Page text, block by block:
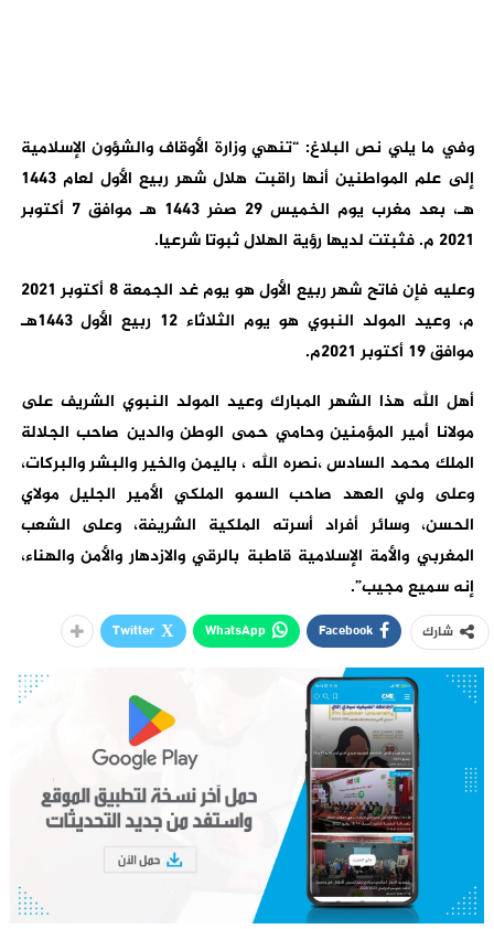
وفي ما يلي نص البلاغ: “تنهي وزارة الأوقاف والشؤون الإسلامية
إلى علم المواطنين أنها راقبت هلال شهر ربيع الأول لعام 1443
هـ، بعد مغرب يوم الخميس 29 صفر 1443 هـ موافق 7 أكتوبر
2021 م. فثبتت لديها رؤية الهلال ثبوتا شرعيا.
وعليه فإن فاتح شهر ربيع الأول هو يوم غد الجمعة 8 أكتوبر 2021
م، وعيد المولد النبوي هو يوم الثلاثاء 12 ربيع الأول 1443هـ
موافق 19 أكتوبر 2021م.
أهل الله هذا الشهر المبارك وعيد المولد النبوي الشريف على
مولانا أمير المؤمنين وحامي حمى الوطن والدين صاحب الجلالة
الملك محمد السادس ،نصره الله ، باليمن والخير والبشر والبركات،
وعلى ولي العهد صاحب السمو الملكي الأمير الجليل مولاي
الحسن، وسائر أفراد أسرته الملكية الشريفة، وعلى الشعب
المغربي والأمة الإسلامية قاطبة بالرقي والازدهار والأمن والهناء،
إنه سميع مجيب”.
شارك Facebook
WhatsApp
Twitter